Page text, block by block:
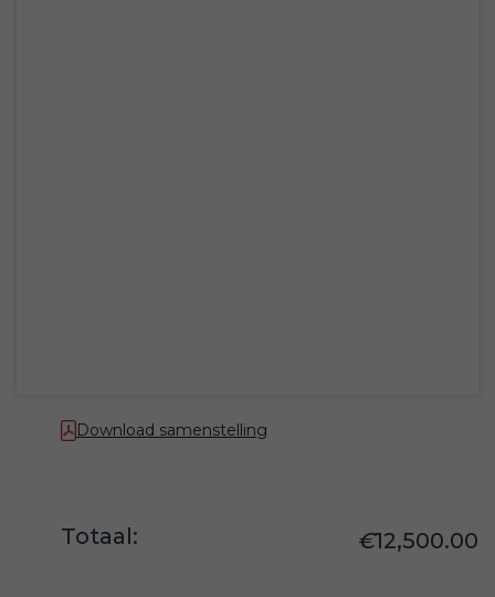
Download samenstelling
Totaal: €12,500.00